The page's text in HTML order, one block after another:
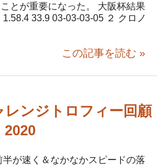
ことが重要になった。 大阪杯結果
33.9 03-03-03-05 ２ クロノ
この記事を読む »
レンジトロフィー回顧
2020
半が速く＆なかなかスピードの落